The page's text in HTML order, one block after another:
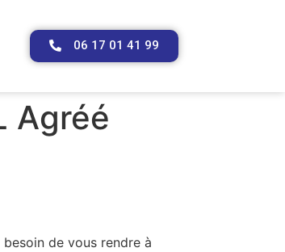
06 17 01 41 99
Agréé
de vous rendre à